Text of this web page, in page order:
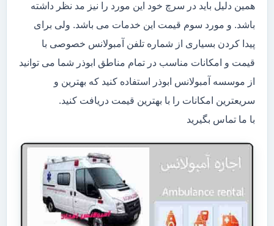
همین دلیل باید در سرچ خود این مورد را نیز مد نظر داشته
باشد. و مورد سوم قیمت این خدمات می باشد. ولی برای
پیدا کردن بسیاری از شماره تلفن آمبولانس خصوصی با
قیمت و امکانات مناسب در تمام مناطق ابوذر شما می توانید
از موسسه آمبولانس ابوذر استفاده کنید که بهترین و
سریعترین امکانات را با بهترین قیمت دریافت کنید.
با ما تماس بگیرید